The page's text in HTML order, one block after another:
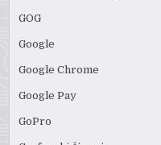
GOG
Google
Google Chrome
Google Pay
GoPro